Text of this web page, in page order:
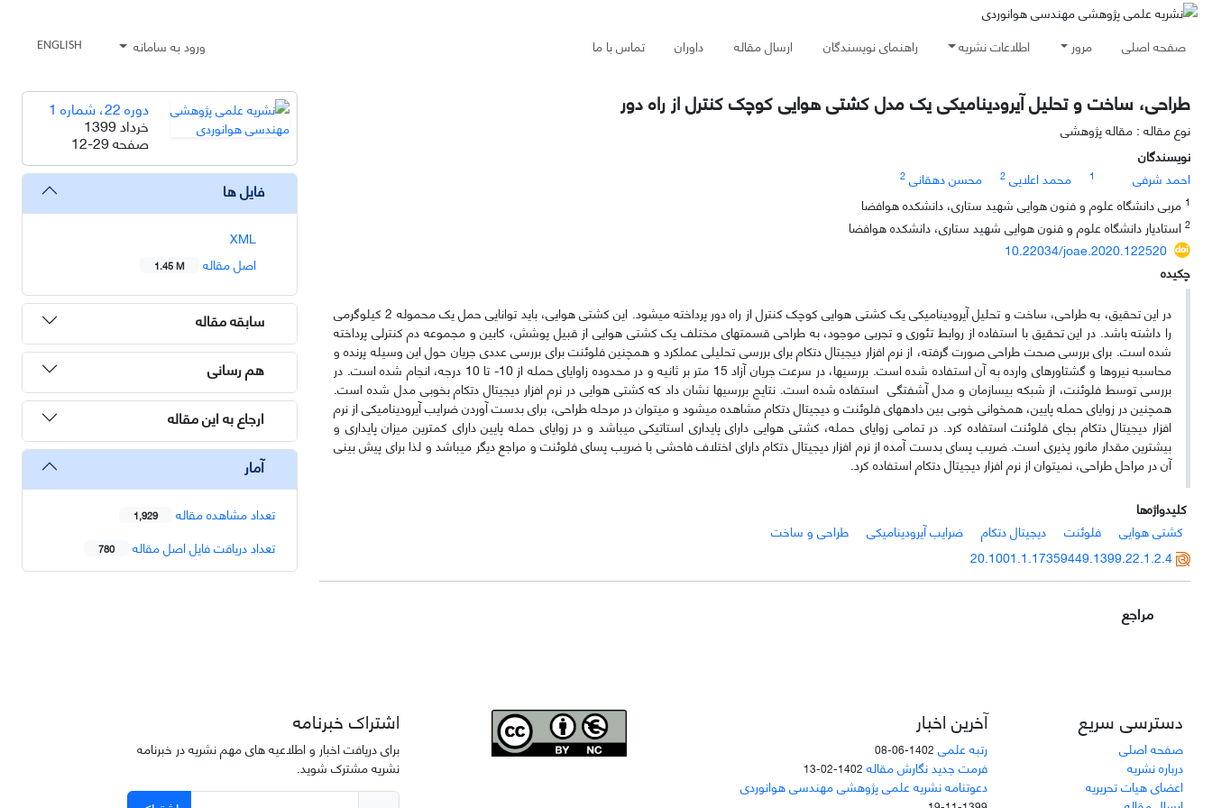
صفحه اصلی مرور اطلاعات نشریه راهنمای نویسندگان ارسال مقاله داوران تماس با ما ورود به سامانه ENGLISH
طراحی، ساخت و تحلیل آیرودینامیکی یک مدل کشتی هوایی کوچک کنترل از راه دور
نوع مقاله : مقاله پژوهشی
نویسندگان
احمد شرفی
1 محمد اعلایی 2 محسن دهقانی 2
1 مربی دانشگاه علوم و فنون هوایی شهید ستاری، دانشکده هوافضا
2 استادیار دانشگاه علوم و فنون هوایی شهید ستاری، دانشکده هوافضا
10.22034/joae.2020.122520
چکیده
در این تحقیق، به طراحی، ساخت و تحلیل آیرودینامیکی یک کشتی هوایی کوچک کنترل از راه دور پرداخته می­شود. این کشتی هوایی، باید توانایی حمل یک محموله 2 کیلوگرمی
را داشته باشد. در این تحقیق با استفاده از روابط تئوری و تجربی موجود، به طراحی قسمت­های مختلف یک کشتی هوایی از قبیل پوشش، کابین و مجموعه دم کنترلی پرداخته
شده است. برای بررسی صحت طراحی صورت گرفته، از نرم افزار دیجیتال دتکام برای بررسی تحلیلی عملکرد و همچنین فلوئنت برای بررسی عددی جریان حول این وسیله پرنده و
محاسبه نیروها و گشتاورهای وارده به آن استفاده شده است. بررسی­ها، در سرعت جریان آزاد 15 متر بر ثانیه و در محدوده زاوایای حمله از 10- تا 10 درجه، انجام شده است. در
بررسی توسط فلوئنت، از شبکه بی­سازمان و مدل آشفتگی استفاده شده است. نتایج بررسی­ها نشان داد که کشتی هوایی در نرم افزار دیجیتال دتکام بخوبی مدل شده است.
همچنین در زوایای حمله پایین، همخوانی خوبی بین داده­های فلوئنت و دیجیتال دتکام مشاهده می­شود و می­توان در مرحله طراحی، برای بدست آوردن ضرایب آیرودینامیکی از نرم
افزار دیجیتال دتکام بجای فلوئنت استفاده کرد. در تمامی زوایای حمله، کشتی هوایی دارای پایداری استاتیکی می­باشد و در زوایای حمله پایین دارای کمترین میزان پایداری و
بیشترین مقدار مانور پذیری است. ضریب پسای بدست آمده از نرم افزار دیجیتال دتکام دارای اختلاف فاحشی با ضریب پسای فلوئنت و مراجع دیگر می­باشد و لذا برای پیش بینی
آن در مراحل طراحی، نمی­توان از نرم افزار دیجیتال دتکام استفاده کرد.
کلیدواژه‌ها
کشتی هوایی
فلوئنت دیجیتال دتکام ضرایب آیرودینامیکی
طراحی و ساخت
20.1001.1.17359449.1399.22.1.2.4
مراجع
دوره 22، شماره 1
خرداد 1399
صفحه12-29
فایل ها
XML
اصل مقاله
1.45 M
سابقه مقاله
هم رسانی
ارجاع به این مقاله
آمار
تعداد مشاهده مقاله 1,929
تعداد دریافت فایل اصل مقاله 780
دسترسی سریع
صفحه اصلی
درباره نشریه
اعضای هیات تحریریه
آخرین اخبار
رتبه علمی 1402-06-08
فرمت جدید نگارش مقاله 1402-02-13
دعوتنامه نشریه علمی پژوهشی مهندسی هوانوردی
اشتراک خبرنامه
برای دریافت اخبار و اطلاعیه های مهم نشریه در خبرنامه
نشریه مشترک شوید.